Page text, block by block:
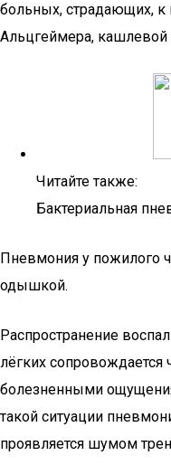
больных, страдающих, к
Альцгеймера, кашлевой
Читайте также:
Бактериальная
Пневмония у пожилого
одышкой.
Распространение
лёгких сопровождается
болезненными
такой ситуации
проявляется шумом